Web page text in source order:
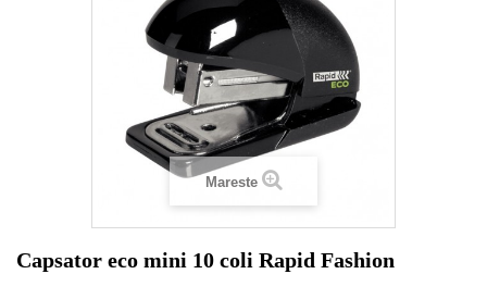
Mareste
Capsator eco mini 10 coli Rapid Fashion